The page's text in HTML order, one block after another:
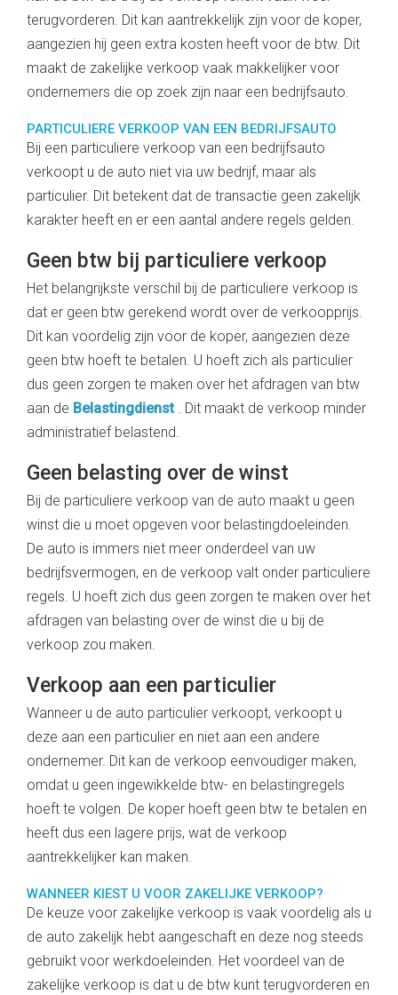
terugvorderen. Dit kan aantrekkelijk zijn voor de koper,
aangezien hij geen extra kosten heeft voor de btw. Dit
maakt de zakelijke verkoop vaak makkelijker voor
ondernemers die op zoek zijn naar een bedrijfsauto.
PARTICULIERE VERKOOP VAN EEN BEDRIJFSAUTO
Bij een particuliere verkoop van een bedrijfsauto
verkoopt u de auto niet via uw bedrijf, maar als
particulier. Dit betekent dat de transactie geen zakelijk
karakter heeft en er een aantal andere regels gelden.
Geen btw bij particuliere verkoop
Het belangrijkste verschil bij de particuliere verkoop is
dat er geen btw gerekend wordt over de verkoopprijs.
Dit kan voordelig zijn voor de koper, aangezien deze
geen btw hoeft te betalen. U hoeft zich als particulier
dus geen zorgen te maken over het afdragen van btw
aan de Belastingdienst. Dit maakt de verkoop minder
administratief belastend.
Geen belasting over de winst
Bij de particuliere verkoop van de auto maakt u geen
winst die u moet opgeven voor belastingdoeleinden.
De auto is immers niet meer onderdeel van uw
bedrijfsvermogen, en de verkoop valt onder particuliere
regels. U hoeft zich dus geen zorgen te maken over het
afdragen van belasting over de winst die u bij de
verkoop zou maken.
Verkoop aan een particulier
Wanneer u de auto particulier verkoopt, verkoopt u
deze aan een particulier en niet aan een andere
ondernemer. Dit kan de verkoop eenvoudiger maken,
omdat u geen ingewikkelde btw- en belastingregels
hoeft te volgen. De koper hoeft geen btw te betalen en
heeft dus een lagere prijs, wat de verkoop
aantrekkelijker kan maken.
WANNEER KIEST U VOOR ZAKELIJKE VERKOOP?
De keuze voor zakelijke verkoop is vaak voordelig als u
de auto zakelijk hebt aangeschaft en deze nog steeds
gebruikt voor werkdoeleinden. Het voordeel van de
zakelijke verkoop is dat u de btw kunt terugvorderen en